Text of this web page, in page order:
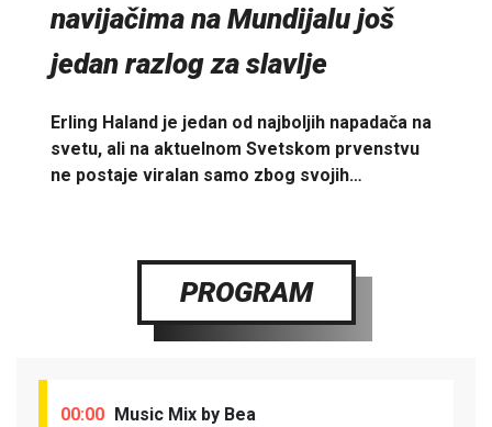
navijačima na Mundijalu još
jedan razlog za slavlje
Erling Haland je jedan od najboljih napadača na
svetu, ali na aktuelnom Svetskom prvenstvu
ne postaje viralan samo zbog svojih…
PROGRAM
00:00 Music Mix by Bea